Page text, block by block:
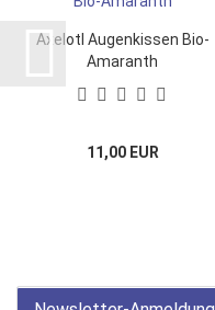
Axelotl Augenkissen Bio-
Amaranth
11,00 EUR